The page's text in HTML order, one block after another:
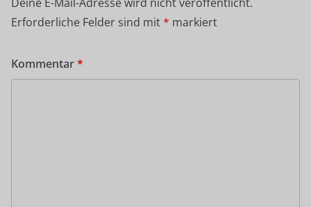
Erforderliche Felder sind mit* markiert
Kommentar*